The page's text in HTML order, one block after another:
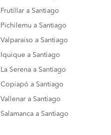
Frutillar a Santiago
Pichilemu a Santiago
Valparaiso a Santiago
Iquique a Santiago
La Serena a Santiago
Copiapó a Santiago
Vallenar a Santiago
Salamanca a Santiago